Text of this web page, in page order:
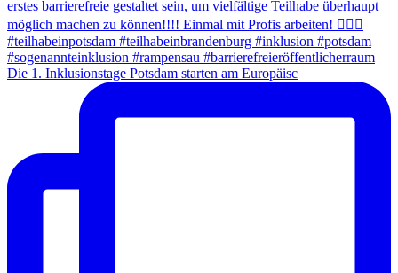
Die 1. Inklusionstage Potsdam starten am Europäisc